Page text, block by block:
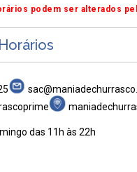
podem ser alterados
das 11h às 22h